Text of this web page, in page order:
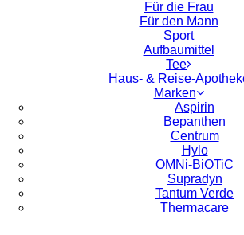
Für die Frau
Für den Mann
Sport
Aufbaumittel
Tee
Haus- & Reise-
Marken
Aspirin
Bepanthen
Centrum
Hylo
OMNi-BiOTiC
Supradyn
Tantum Verde
Thermacare